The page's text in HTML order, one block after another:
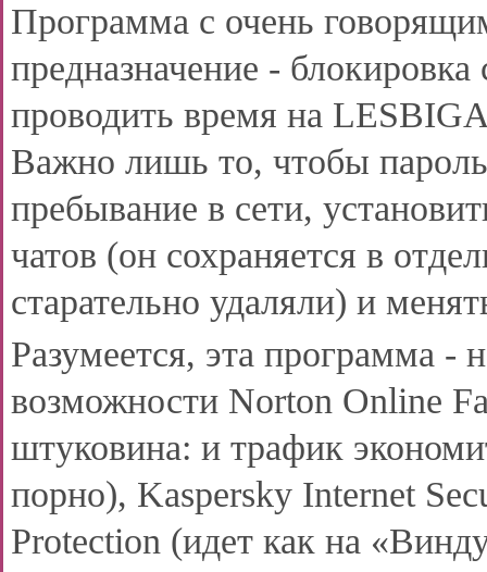
Программа с очень
предназначение -
проводить время на
Важно лишь то, чтобы
пребывание в сети,
чатов (он сохраняется в
старательно удаляли) и
Разумеется, эта программа -
возможности Norton Online
штуковина: и трафик
порно), Kaspersky Internet
Protection (идет как на